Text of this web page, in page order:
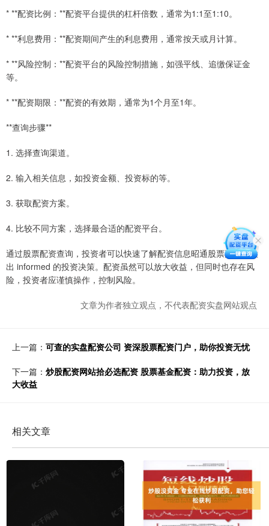
* **配资比例：**配资平台提供的杠杆倍数，通常为1:1至1:10。
* **利息费用：**配资期间产生的利息费用，通常按天或月计算。
* **风险控制：**配资平台的风险控制措施，如强平线、追缴保证金
等。
* **配资期限：**配资的有效期，通常为1个月至1年。
**查询步骤**
1. 选择查询渠道。
2. 输入相关信息，如投资金额、投资标的等。
3. 获取配资方案。
4. 比较不同方案，选择最合适的配资平台。
通过股票配资查询，投资者可以快速了解配资信息昭通股票配资，做
出 informed 的投资决策。配资虽然可以放大收益，但同时也存在风
险，投资者应谨慎操作，控制风险。
文章为作者独立观点，不代表配资实盘网站观点
上一篇： 可查的实盘配资公司 资深股票配资门户，助你投资无忧
下一篇： 炒股配资网站拾必选配资 股票基金配资：助力投资，放
大收益
相关文章